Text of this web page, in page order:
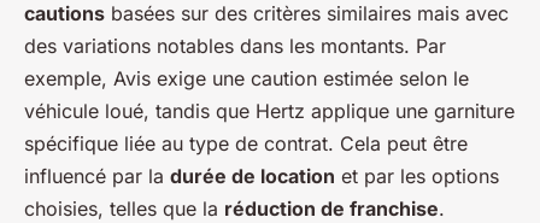
cautions basées sur des critères similaires mais avec
des variations notables dans les montants. Par
exemple, Avis exige une caution estimée selon le
véhicule loué, tandis que Hertz applique une garniture
spécifique liée au type de contrat. Cela peut être
influencé par la durée de location et par les options
choisies, telles que la réduction de franchise.